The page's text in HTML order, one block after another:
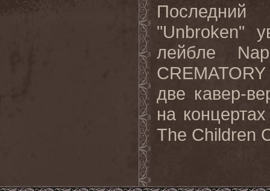
Последний
"Unbroken"
лейбле
две кавер-
на
The Children